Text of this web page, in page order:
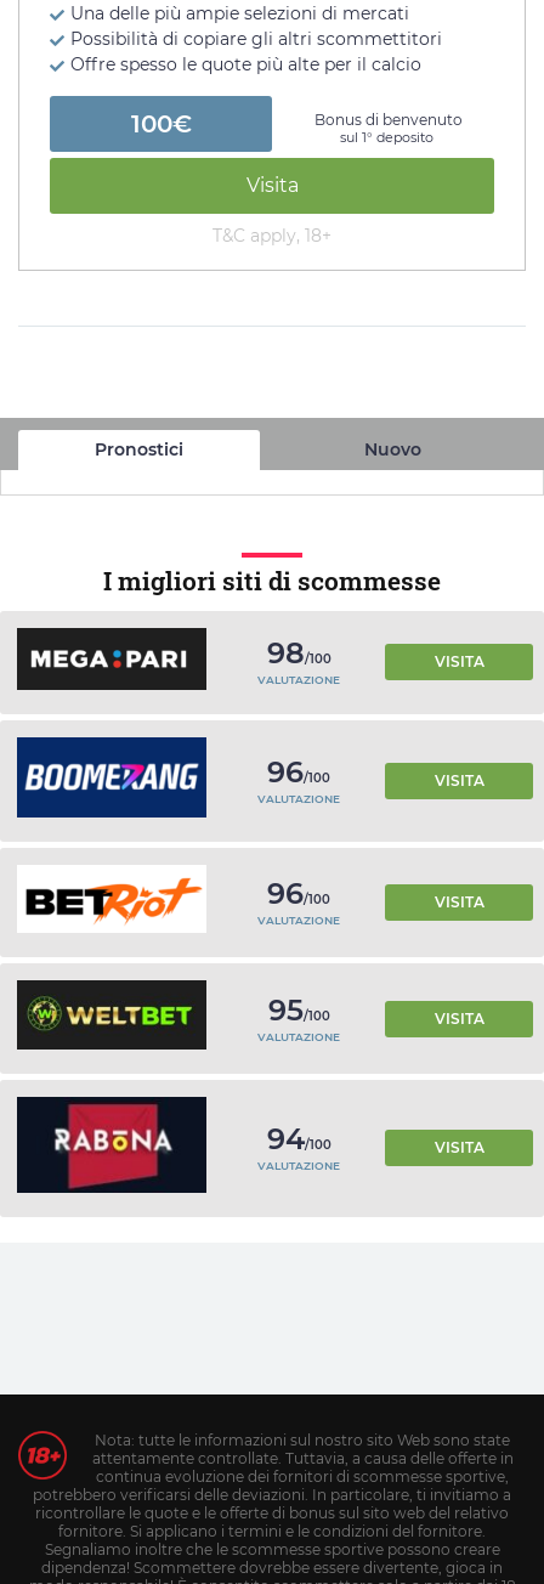
Una delle più ampie selezioni di mercati
Possibilità di copiare gli altri scommettitori
Offre spesso le quote più alte per il calcio
100€ Bonus di benvenuto
sul 1° deposito
Visita
T&C apply, 18+
Pronostici Nuovo
I migliori siti di scommesse
98/100
VALUTAZIONE
VISITA
96/100
VALUTAZIONE
VISITA
96/100
VALUTAZIONE
VISITA
95/100
VALUTAZIONE
VISITA
94/100
VALUTAZIONE
VISITA
Nota: tutte le informazioni sul nostro sito Web sono state
attentamente controllate. Tuttavia, a causa delle offerte in
continua evoluzione dei fornitori di scommesse sportive,
potrebbero verificarsi delle deviazioni. In particolare, ti invitiamo a
ricontrollare le quote e le offerte di bonus sul sito web del relativo
fornitore. Si applicano i termini e le condizioni del fornitore.
Segnaliamo inoltre che le scommesse sportive possono creare
dipendenza! Scommettere dovrebbe essere divertente, gioca in